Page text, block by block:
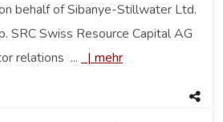
behalf of Sibanye-Stillwater Ltd.
SRC Swiss Resource Capital AG
relations ...
| mehr